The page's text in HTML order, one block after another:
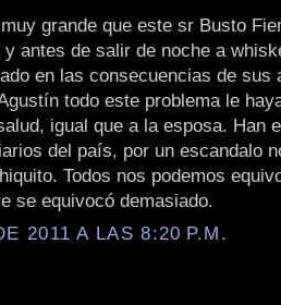
grande que este sr Busto
antes de salir de noche a
en las consecuencias de sus
todo este problema le
igual que a la esposa. Han
del país, por un escandalo
Todos nos podemos
se equivocó demasiado.
2011 A LAS 8:20 P.M.